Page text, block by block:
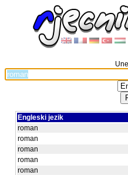
Engleski jezik
roman
roman
roman
roman
roman